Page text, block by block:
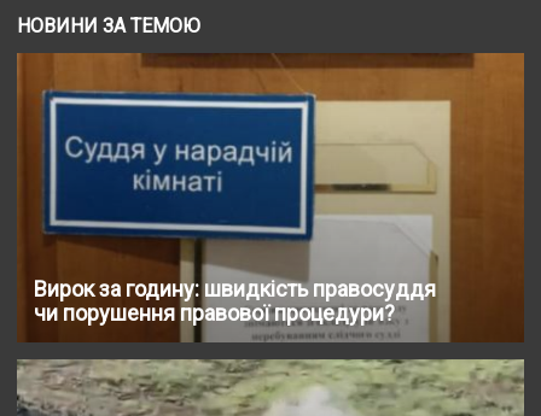
НОВИНИ ЗА ТЕМОЮ
Вирок за годину: швидкість правосуддя
чи порушення правової процедури?